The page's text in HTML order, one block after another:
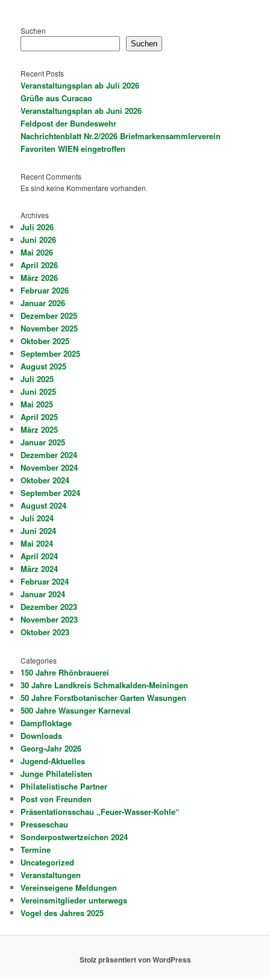
Suchen
Suchen
Recent Posts
Veranstaltungsplan ab Juli 2026
Grüße aus Curacao
Veranstaltungsplan ab Juni 2026
Feldpost der Bundeswehr
Nachrichtenblatt Nr.2/2026 Briefmarkensammlerverein
Favoriten WIEN eingetroffen
Recent Comments
Es sind keine Kommentare vorhanden.
Archives
Juli 2026
Juni 2026
Mai 2026
April 2026
März 2026
Februar 2026
Januar 2026
Dezember 2025
November 2025
Oktober 2025
September 2025
August 2025
Juli 2025
Juni 2025
Mai 2025
April 2025
März 2025
Januar 2025
Dezember 2024
November 2024
Oktober 2024
September 2024
August 2024
Juli 2024
Juni 2024
Mai 2024
April 2024
März 2024
Februar 2024
Januar 2024
Dezember 2023
November 2023
Oktober 2023
Categories
150 Jahre Rhönbrauerei
30 Jahre Landkreis Schmalkalden-Meiningen
50 Jahre Forstbotanischer Garten Wasungen
500 Jahre Wasunger Karneval
Dampfloktage
Downloads
Georg-Jahr 2026
Jugend-Aktuelles
Junge Philatelisten
Philatelistische Partner
Post von Freunden
Präsentationsschau „Feuer-Wasser-Kohle“
Presseschau
Sonderpostwertzeichen 2024
Termine
Uncategorized
Veranstaltungen
Vereinseigene Meldungen
Vereinsmitglieder unterwegs
Vogel des Jahres 2025
Stolz präsentiert von WordPress